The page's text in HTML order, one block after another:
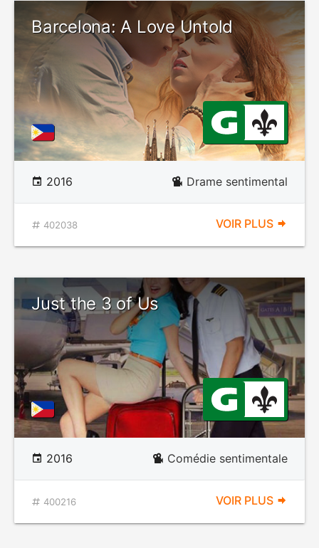
Barcelona: A Love Untold
2016 Drame sentimental
402038 VOIR PLUS
Just the 3 of Us
2016 Comédie sentimentale
400216 VOIR PLUS